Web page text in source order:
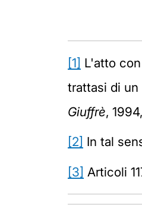
[1] L'atto
trattasi di un
Giuffrè,
[2] In tal
[3] Articoli